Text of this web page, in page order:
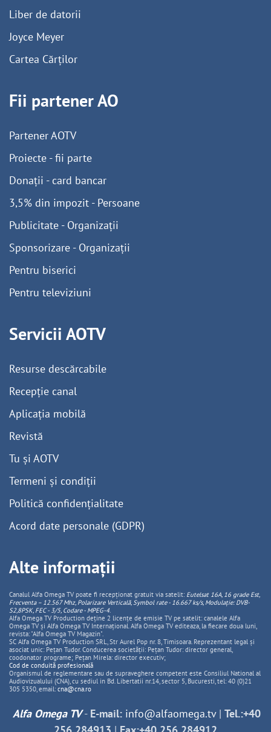
Liber de datorii
Joyce Meyer
Cartea Cărților
Fii partener AO
Partener AOTV
Proiecte - fii parte
Donații - card bancar
3,5% din impozit - Persoane
Publicitate - Organizații
Sponsorizare - Organizații
Pentru biserici
Pentru televiziuni
Servicii AOTV
Resurse descărcabile
Recepție canal
Aplicația mobilă
Revistă
Tu și AOTV
Termeni și condiții
Politică confidențialitate
Acord date personale (GDPR)
Alte informații
Canalul Alfa Omega TV poate fi recepționat gratuit via satelit: Eutelsat 16A, 16 grade Est,
Frecventa – 12.567 Mhz, PolarizareVerticală, Symbol rate - 16.667 ks/s, Modulație: DVB-
S2,8PSK, FEC - 3/5, Codare - MPEG-4.
Alfa Omega TV Production deține 2 licențe de emisie TV pe satelit: canalele Alfa
Omega TV și Alfa Omega TV Internațional. Alfa Omega TV editeaza, la fiecare doua luni,
revista: "Alfa Omega TV Magazin".
SC Alfa Omega TV Production SRL, Str Aurel Pop nr. 8, Timisoara. Reprezentant legal și
asociat unic: Pețan Tudor. Conducerea societății: Pețan Tudor: director general,
coodonator programe; Pețan Mirela: director executiv;
Cod de conduită profesională
Organismul de reglementare sau de supraveghere competent este Consiliul National al
Audiovizualului (CNA), cu sediul in Bd. Libertatii nr.14, sector 5, Bucuresti, tel: 40 (0)21
305 5350, email: cna@cna.ro
Alfa Omega TV- E-mail: info@alfaomega.tv| Tel.:+40